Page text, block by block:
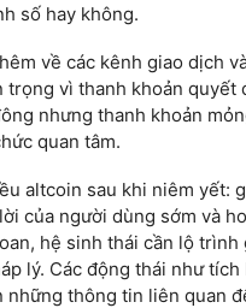
số hay không.
về các kênh giao dịch
trọng vì thanh khoản
nhưng thanh khoản
quan tâm.
altcoin sau khi niêm yết:
của người dùng sớm và
hệ sinh thái cần lộ
lý. Các động thái như
những thông tin liên quan